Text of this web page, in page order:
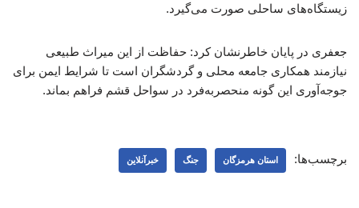
زیستگاه‌های ساحلی صورت می‌گیرد.
‌جعفری در پایان خاطرنشان کرد: حفاظت از این میراث طبیعی
نیازمند همکاری جامعه محلی و گردشگران است تا شرایط ایمن برای
جوجه‌آوری این گونه منحصربه‌فرد در سواحل قشم فراهم بماند.
برچسب‌ها: استان هرمزگان جنگ خبرآنلاین